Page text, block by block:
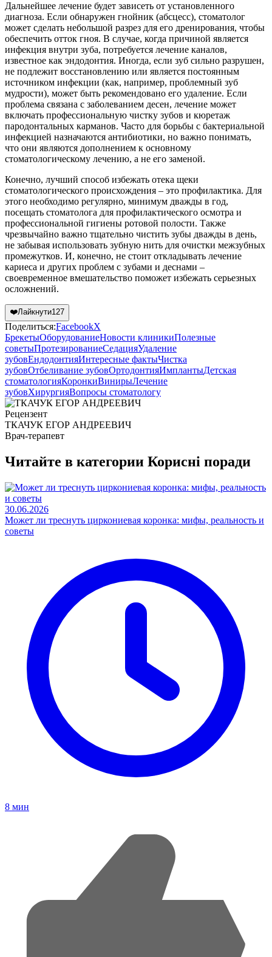
Дальнейшее лечение будет зависеть от установленного
диагноза. Если обнаружен гнойник (абсцесс), стоматолог
может сделать небольшой разрез для его дренирования, чтобы
обеспечить отток гноя. В случае, когда причиной является
инфекция внутри зуба, потребуется лечение каналов,
известное как эндодонтия. Иногда, если зуб сильно разрушен,
не подлежит восстановлению или является постоянным
источником инфекции (как, например, проблемный зуб
мудрости), может быть рекомендовано его удаление. Если
проблема связана с заболеванием десен, лечение может
включать профессиональную чистку зубов и кюретаж
пародонтальных карманов. Часто для борьбы с бактериальной
инфекцией назначаются антибиотики, но важно понимать,
что они являются дополнением к основному
стоматологическому лечению, а не его заменой.
Конечно, лучший способ избежать отека щеки
стоматологического происхождения – это профилактика. Для
этого необходимо регулярно, минимум дважды в год,
посещать стоматолога для профилактического осмотра и
профессиональной гигиены ротовой полости. Также
чрезвычайно важно тщательно чистить зубы дважды в день,
не забывая использовать зубную нить для очистки межзубных
промежутков. И, конечно, не стоит откладывать лечение
кариеса и других проблем с зубами и деснами –
своевременное вмешательство поможет избежать серьезных
осложнений.
❤️Лайкнути127
Поделиться:FacebookX
БрекетыОборудованиеНовости клиникиПолезные
советыПротезированиеСедацияУдаление
зубовЕндодонтияИнтересные фактыЧистка
зубовОтбеливание зубовОртодонтияИмплантыДетская
стоматологияКоронкиВинирыЛечение
зубовХирургияВопросы стоматологу
Рецензент
ТКАЧУК ЕГОР АНДРЕЕВИЧ
Врач-терапевт
Читайте в категории Корисні поради
30.06.2026
Может ли треснуть циркониевая коронка: мифы, реальность и
советы
8 мин